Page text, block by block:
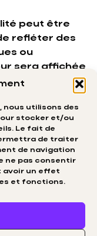
nous utilisons des
stocker et/ou
Le fait de
de traiter
de navigation
ne pas consentir
avoir un effet
et fonctions.
peut être
refléter des
ou
sera affichée